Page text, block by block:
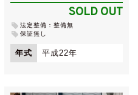
SOLD OUT
法定整備：整備無
保証無し
年式 平成22年